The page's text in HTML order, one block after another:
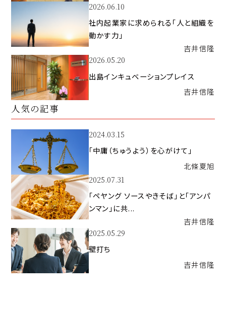
2026.06.10
社内起業家に求められる「人と組織を
動かす力」
吉井信隆
2026.05.20
出島インキュベーションプレイス
吉井信隆
人気の記事
2024.03.15
「中庸（ちゅうよう）を心がけて」
北條夏旭
2025.07.31
「ペヤング ソースやきそば」と「アンパ
ンマン」に共...
吉井信隆
2025.05.29
壁打ち
吉井信隆